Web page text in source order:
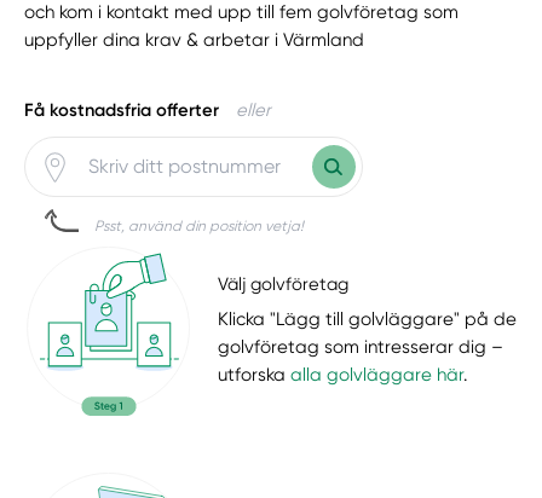
och kom i kontakt med upp till fem golvföretag som
uppfyller dina krav & arbetar i Värmland
Få kostnadsfria offerter eller
Psst, använd din position vetja!
Välj golvföretag
Klicka "Lägg till golvläggare" på de
golvföretag som intresserar dig –
utforskaalla golvläggare här.